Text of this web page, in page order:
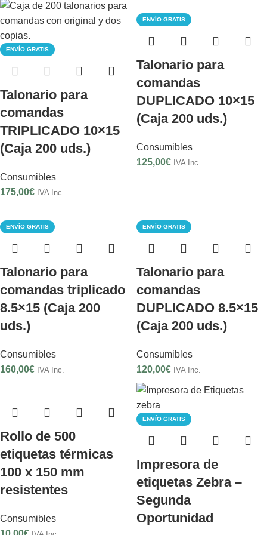
consumible que
necesita su
empresa
Ir a
consumibles
ENVÍO GRATIS
Talonario para
comandas
TRIPLICADO 10×15
(Caja 200 uds.)
Consumibles
175,00€ IVA Inc.
ENVÍO GRATIS
Talonario para
comandas
DUPLICADO 10×15
(Caja 200 uds.)
Consumibles
125,00€ IVA Inc.
ENVÍO GRATIS
Talonario para
comandas triplicado
8.5×15 (Caja 200
uds.)
Consumibles
160,00€ IVA Inc.
ENVÍO GRATIS
Talonario para
comandas
DUPLICADO 8.5×15
(Caja 200 uds.)
Consumibles
120,00€ IVA Inc.
Rollo de 500
etiquetas térmicas
100 x 150 mm
resistentes
Consumibles
ENVÍO GRATIS
Impresora de
etiquetas Zebra –
Segunda
Oportunidad